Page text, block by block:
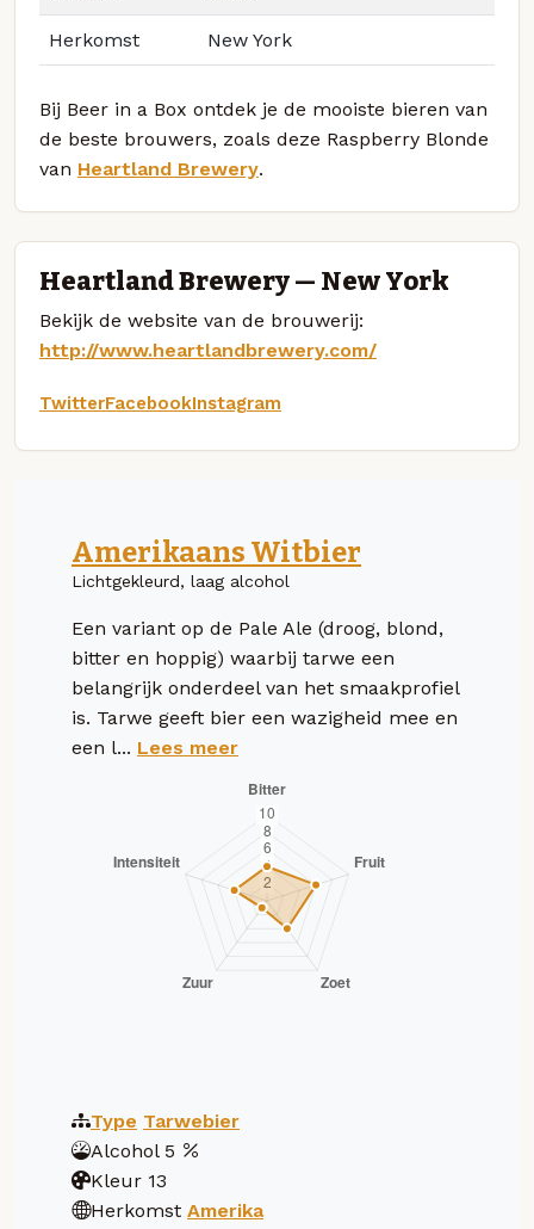
Herkomst New York
Bij Beer in a Box ontdek je de mooiste bieren van
de beste brouwers, zoals deze Raspberry Blonde
van Heartland Brewery.
Heartland Brewery — New York
Bekijk de website van de brouwerij:
http://www.heartlandbrewery.com/
TwitterFacebookInstagram
Amerikaans Witbier
Lichtgekleurd, laag alcohol
Een variant op de Pale Ale (droog, blond,
bitter en hoppig) waarbij tarwe een
belangrijk onderdeel van het smaakprofiel
is. Tarwe geeft bier een wazigheid mee en
een l... Lees meer
Type Tarwebier
Alcohol 5
Kleur 13
Herkomst Amerika